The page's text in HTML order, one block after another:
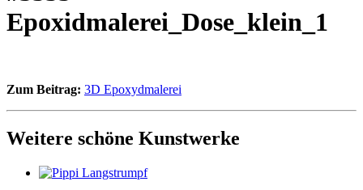
Epoxidmalerei_Dose_klein_1
Zum Beitrag: 3D Epoxydmalerei
Weitere schöne Kunstwerke